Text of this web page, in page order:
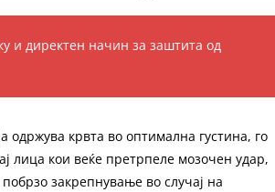
и директен начин за заштита од
одржува крвта во оптимална густина, го
лица кои веќе претрпеле мозочен удар,
закрепнување во случај на